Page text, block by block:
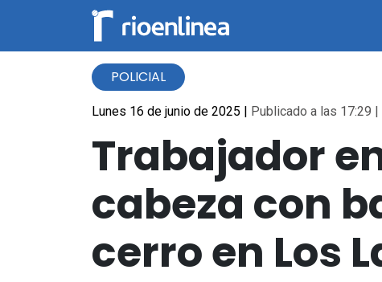
POLICIAL
Lunes 16 de junio de 2025 | Publicado a las 17:29
Trabajador
cabeza con
cerro en Los